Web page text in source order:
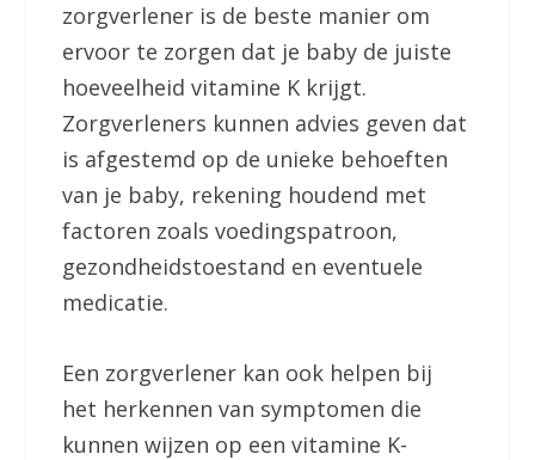
zorgverlener is de beste manier om
ervoor te zorgen dat je baby de juiste
hoeveelheid vitamine K krijgt.
Zorgverleners kunnen advies geven dat
is afgestemd op de unieke behoeften
van je baby, rekening houdend met
factoren zoals voedingspatroon,
gezondheidstoestand en eventuele
medicatie.
Een zorgverlener kan ook helpen bij
het herkennen van symptomen die
kunnen wijzen op een vitamine K-